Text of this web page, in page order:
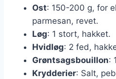
Ost: 150-200 g, for
parmesan, revet.
Løg: 1 stort, hakket.
Hvidløg: 2 fed,
Grøntsagsbouillon:
Krydderier: Salt,